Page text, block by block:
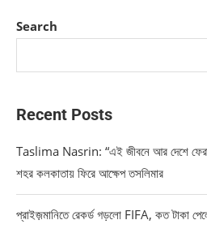
Search
Recent Posts
Taslima Nasrin: “এই জীবনে আর দেশে ফেরা
শহর কলকাতায় ফিরে আক্ষেপ তসলিমার
প্রাইজ়মানিতে রেকর্ড গড়লো FIFA, কত টাকা